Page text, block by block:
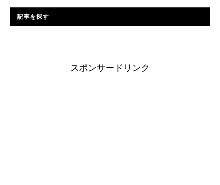
記事を探す
スポンサードリンク